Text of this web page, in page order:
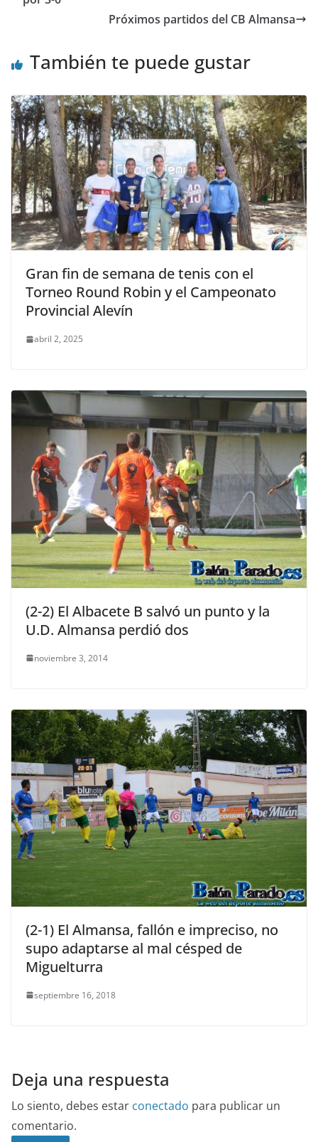
Próximos partidos del CB Almansa
También te puede gustar
Gran fin de semana de tenis con el
Torneo Round Robin y el Campeonato
Provincial Alevín
abril 2, 2025
(2-2) El Albacete B salvó un punto y la
U.D. Almansa perdió dos
noviembre 3, 2014
(2-1) El Almansa, fallón e impreciso, no
supo adaptarse al mal césped de
Miguelturra
septiembre 16, 2018
Deja una respuesta
Lo siento, debes estar conectado para publicar un
comentario.